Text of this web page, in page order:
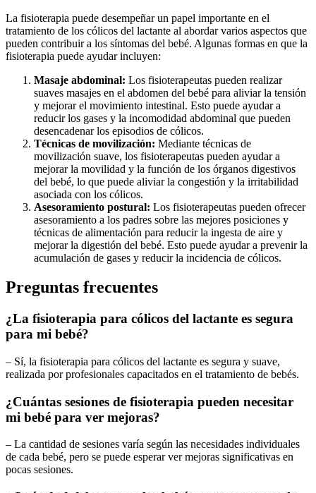
La fisioterapia puede desempeñar un papel importante en el
tratamiento de los cólicos del lactante al abordar varios aspectos que
pueden contribuir a los síntomas del bebé. Algunas formas en que la
fisioterapia puede ayudar incluyen:
Masaje abdominal: Los fisioterapeutas pueden realizar
suaves masajes en el abdomen del bebé para aliviar la tensión
y mejorar el movimiento intestinal. Esto puede ayudar a
reducir los gases y la incomodidad abdominal que pueden
desencadenar los episodios de cólicos.
Técnicas de movilización: Mediante técnicas de
movilización suave, los fisioterapeutas pueden ayudar a
mejorar la movilidad y la función de los órganos digestivos
del bebé, lo que puede aliviar la congestión y la irritabilidad
asociada con los cólicos.
Asesoramiento postural: Los fisioterapeutas pueden ofrecer
asesoramiento a los padres sobre las mejores posiciones y
técnicas de alimentación para reducir la ingesta de aire y
mejorar la digestión del bebé. Esto puede ayudar a prevenir la
acumulación de gases y reducir la incidencia de cólicos.
Preguntas frecuentes
¿La fisioterapia para cólicos del lactante es segura
para mi bebé?
– Sí, la fisioterapia para cólicos del lactante es segura y suave,
realizada por profesionales capacitados en el tratamiento de bebés.
¿Cuántas sesiones de fisioterapia pueden necesitar
mi bebé para ver mejoras?
– La cantidad de sesiones varía según las necesidades individuales
de cada bebé, pero se puede esperar ver mejoras significativas en
pocas sesiones.